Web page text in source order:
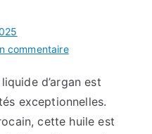
commentairesur
de
l’huile
d’argan:
d’argan est
exceptionnelles.
cette huile est